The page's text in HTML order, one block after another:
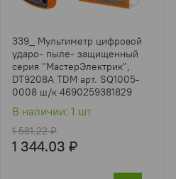
339_ Мультиметр цифровой
ударо- пыле- защищенный
серия "МастерЭлектрик",
DT9208A TDM арт. SQ1005-
0008 ш/к 4690259381829
В наличии: 1 шт
1 581.22 ₽
1 344.03 ₽